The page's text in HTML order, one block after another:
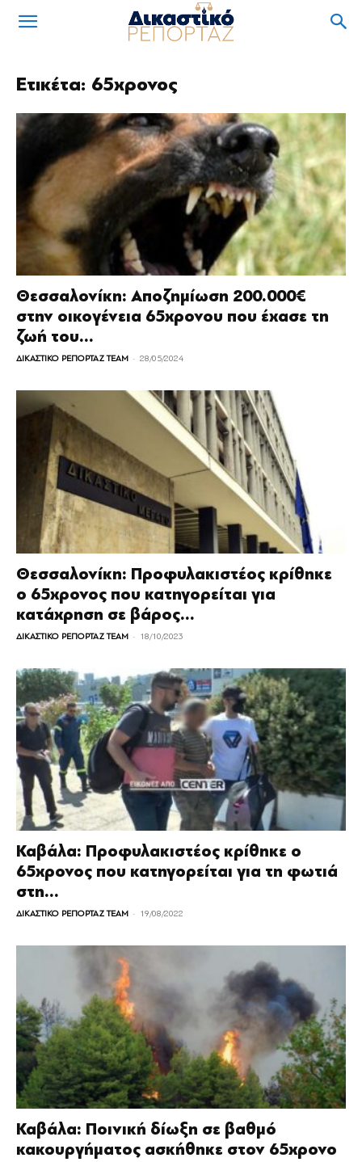
Ετικέτα: 65χρονος
Θεσσαλονίκη: Αποζημίωση 200.000€
στην οικογένεια 65χρονου που έχασε τη
ζωή του...
ΔΙΚΑΣΤΙΚΟ ΡΕΠΟΡΤΑΖ TEAM - 28/05/2024
Θεσσαλονίκη: Προφυλακιστέος κρίθηκε
ο 65χρονος που κατηγορείται για
κατάχρηση σε βάρος...
ΔΙΚΑΣΤΙΚΟ ΡΕΠΟΡΤΑΖ TEAM - 18/10/2023
Καβάλα: Προφυλακιστέος κρίθηκε ο
65χρονος που κατηγορείται για τη φωτιά
στη...
ΔΙΚΑΣΤΙΚΟ ΡΕΠΟΡΤΑΖ TEAM - 19/08/2022
Καβάλα: Ποινική δίωξη σε βαθμό
κακουργήματος ασκήθηκε στον 65χρονο